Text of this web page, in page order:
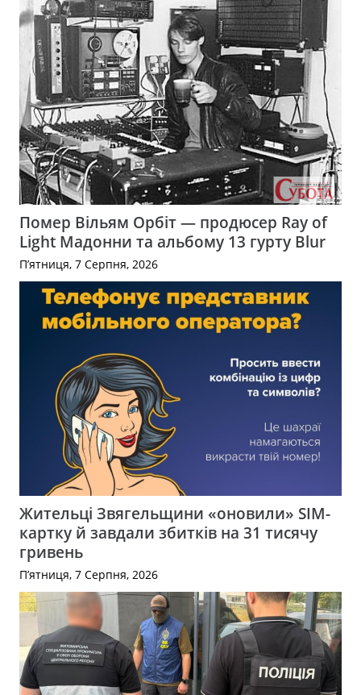
Помер Вільям Орбіт — продюсер Ray of
Light Мадонни та альбому 13 гурту Blur
П’ятниця, 7 Серпня, 2026
Жительці Звягельщини «оновили» SIM-
картку й завдали збитків на 31 тисячу
гривень
П’ятниця, 7 Серпня, 2026